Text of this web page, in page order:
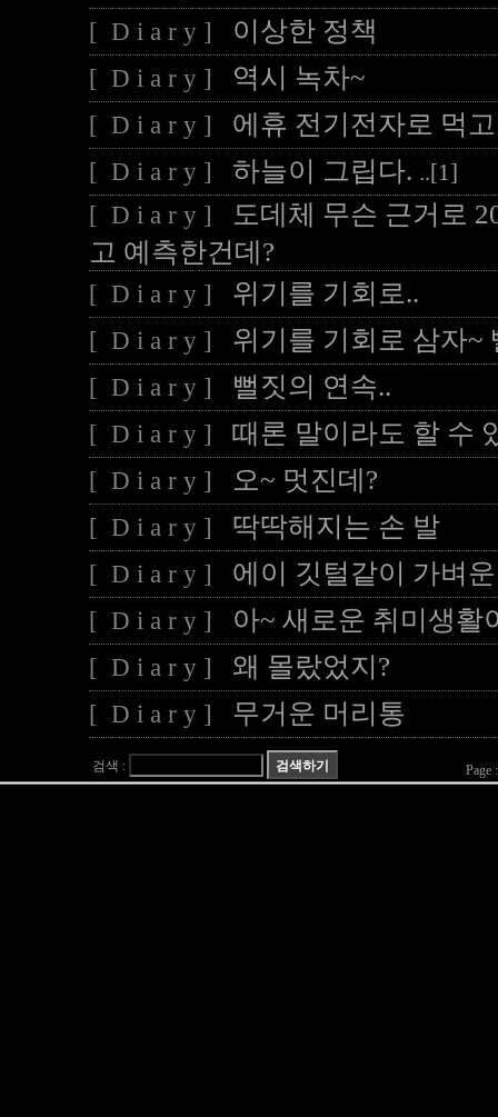
[ D i a r y ] 이상한 정책
[ D i a r y ] 역시 녹차~
[ D i a r y ] 에휴 전기전자로 먹
[ D i a r y ] 하늘이 그립다. ..[1]
[ D i a r y ]
도데체 무슨 근거로
고 예측한건데?
[ D i a r y ] 위기를 기회로..
[ D i a r y ] 위기를 기회로 삼자~
[ D i a r y ] 뻘짓의 연속..
[ D i a r y ] 때론 말이라도 할 수
[ D i a r y ] 오~ 멋진데?
[ D i a r y ] 딱딱해지는 손 발
[ D i a r y ] 에이 깃털같이 가벼
[ D i a r y ] 아~ 새로운 취미생활
[ D i a r y ] 왜 몰랐었지?
[ D i a r y ] 무거운 머리통
검색 : Page